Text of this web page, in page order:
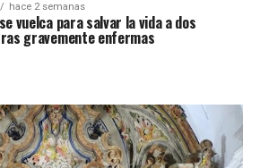
hace 2 semanas
vuelca para salvar la vida a dos
gravemente enfermas